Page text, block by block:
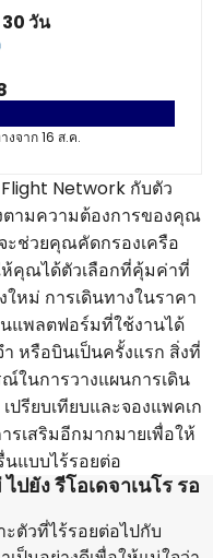
วัน
งจาก 16 ส.ค.
Network กับตัว
ตามความต้องการของคุณ
ะช่วยคุณคัดกรองเครือ
คุณได้ตัวเลือกที่คุ้มค่าที่
หม่ การเดินทางในราคา
แพลตฟอร์มที่ใช้งานได้
หรือบินเป็นครั้งแรก สิ่งที่
ในการวางแผนการเดิน
รียบเทียบและจองแพคเก
รเสริมอีกมากมายเพื่อให้
แบบไร้รอยต่อ
ยัง รีโอเดจาเนโร รอ
ตัวที่ไร้รอยต่อไปกับ